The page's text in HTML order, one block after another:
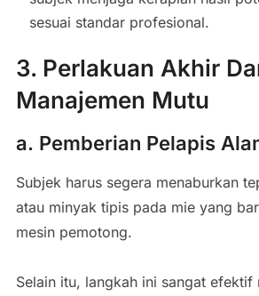
sesuai standar profesional.
3. Perlakuan Akhir
Manajemen Mutu
a. Pemberian Pelapis
Subjek harus segera menaburkan
atau minyak tipis pada mie yang
mesin pemotong.
Selain itu, langkah ini sangat efektif